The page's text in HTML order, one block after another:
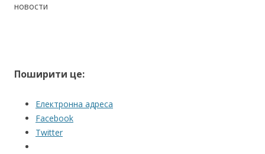
новости
Поширити це:
Електронна адреса
Facebook
Twitter